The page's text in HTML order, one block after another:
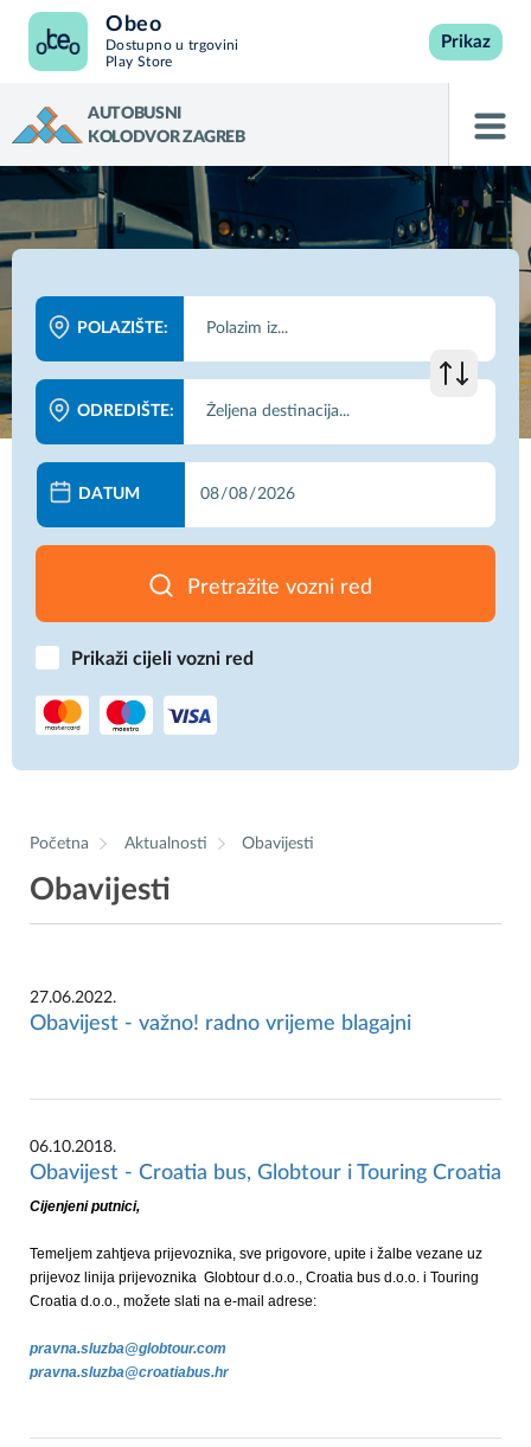
Obeo
Dostupno u trgovini
Play Store
Prikaz
AUTOBUSNI
KOLODVOR ZAGREB
POLAZIŠTE:
ODREDIŠTE:
DATUM
Pretražite vozni red
Prikaži cijeli vozni red
Početna Aktualnosti Obavijesti
Obavijesti
27.06.2022.
Obavijest - važno! radno vrijeme blagajni
06.10.2018.
Obavijest - Croatia bus, Globtour i Touring Croatia
Cijenjeni putnici,
Temeljem zahtjeva prijevoznika, sve prigovore, upite i žalbe vezane uz
prijevoz linija prijevoznika Globtour d.o.o., Croatia bus d.o.o. i Touring
Croatia d.o.o., možete slati na e-mail adrese:
pravna.sluzba@globtour.com
pravna.sluzba@croatiabus.hr